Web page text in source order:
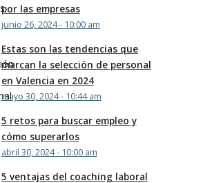
por las empresas
junio 26, 2024 - 10:00 am
Estas son las tendencias que
marcan la selección de personal
en Valencia en 2024
mayo 30, 2024 - 10:44 am
5 retos para buscar empleo y
cómo superarlos
abril 30, 2024 - 10:00 am
5 ventajas del coaching laboral